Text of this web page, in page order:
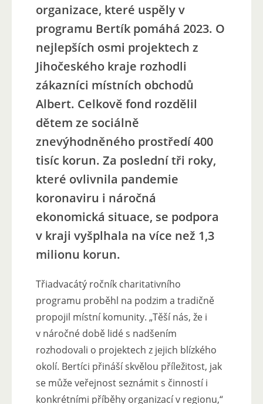
organizace, které uspěly v
programu Bertík pomáhá 2023. O
nejlepších osmi projektech z
Jihočeského kraje rozhodli
zákazníci místních obchodů
Albert. Celkově fond rozdělil
dětem ze sociálně
znevýhodněného prostředí 400
tisíc korun. Za poslední tři roky,
které ovlivnila pandemie
koronaviru i náročná
ekonomická situace, se podpora
v kraji vyšplhala na více než 1,3
milionu korun.
Třiadvacátý ročník charitativního
programu proběhl na podzim a tradičně
propojil místní komunity. „Těší nás, že i
v náročné době lidé s nadšením
rozhodovali o projektech z jejich blízkého
okolí. Bertíci přináší skvělou příležitost, jak
se může veřejnost seznámit s činností i
konkrétními příběhy organizací v regionu,“